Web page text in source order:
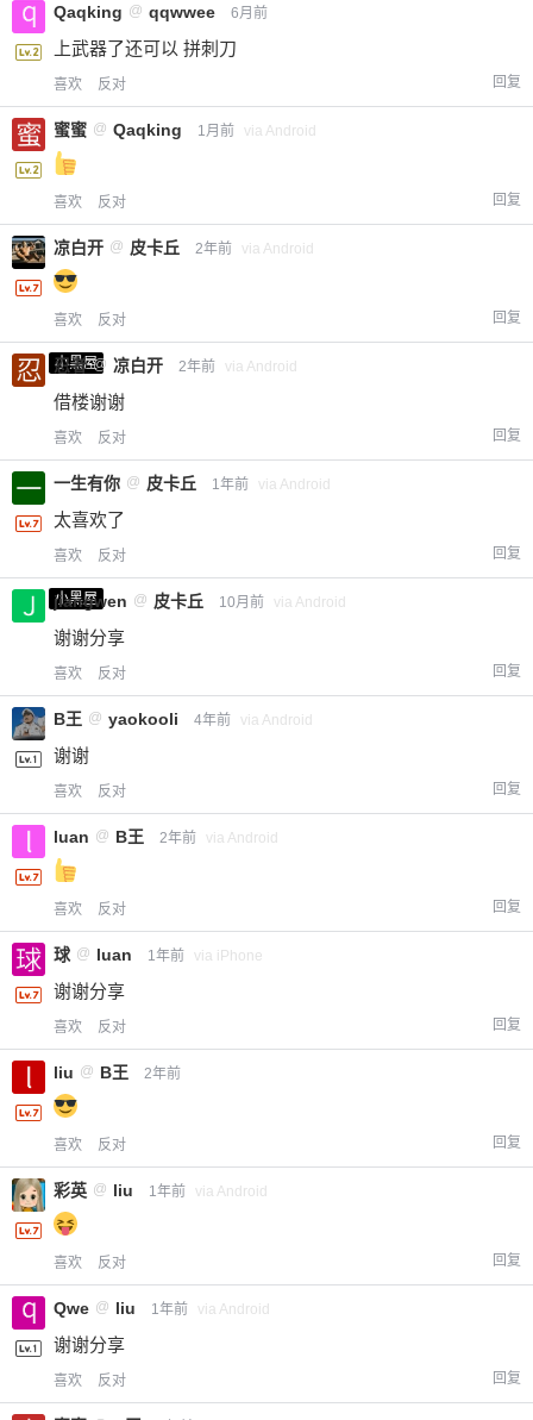
Qaqking @ qqwwee 6月前
上武器了还可以 拼刺刀
喜欢 反对 回复
蜜蜜 @ Qaqking 1月前 via Android
喜欢 反对 回复
凉白开 @ 皮卡丘 2年前 via Android
喜欢 反对 回复
小黑屋
忍者 @ 凉白开 2年前 via Android
借楼谢谢
喜欢 反对 回复
一生有你 @ 皮卡丘 1年前 via Android
太喜欢了
喜欢 反对 回复
小黑屋
jiangwen @ 皮卡丘 10月前 via Android
谢谢分享
喜欢 反对 回复
B王 @ yaokooli 4年前 via Android
谢谢
喜欢 反对 回复
luan @ B王 2年前 via Android
喜欢 反对 回复
球 @ luan 1年前 via iPhone
谢谢分享
喜欢 反对 回复
liu @ B王 2年前
喜欢 反对 回复
彩英 @ liu 1年前 via Android
喜欢 反对 回复
Qwe @ liu 1年前 via Android
谢谢分享
喜欢 反对 回复